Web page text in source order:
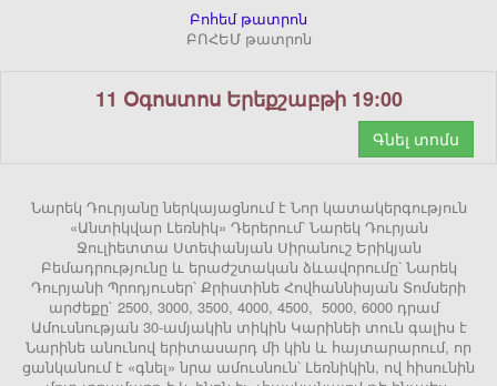
Բոհեմ թատրոն
ԲՈՀԵՄ թատրոն
11 Օգոստոս Երեքշաբթի 19:00
Գնել տոմս
Նարեկ Դուրյանը ներկայացնում է Նոր կատակերգություն
«Անտիկվար Լեռնիկ» Դերերում՝ Նարեկ Դուրյան
Ջուլիետտա Ստեփանյան Սիրանուշ Երիկյան
Բեմադրությունը և երաժշտական ձևավորումը՝ Նարեկ
Դուրյանի Պրոդյուսեր՝ Քրիստինե Հովհաննիսյան Տոմսերի
արժեքը` 2500, 3000, 3500, 4000, 4500, 5000, 6000 դրամ
Ամուսնության 30-ամյակին տիկին Կարինեի տուն գալիս է
Նարինե անունով երիտասարդ մի կին և հայտարարում, որ
ցանկանում է «գնել» նրա ամուսնուն՝ Լեռնիկին, ով հիսունին